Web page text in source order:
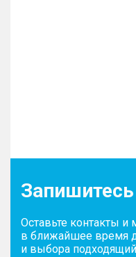
Оставьте контакты
в ближайшее время
и выбора